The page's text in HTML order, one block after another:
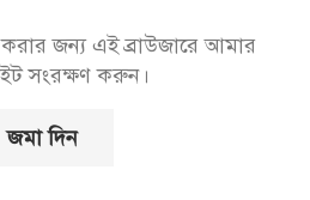
জন্য এই ব্রাউজারে আমার
সংরক্ষণ করুন।